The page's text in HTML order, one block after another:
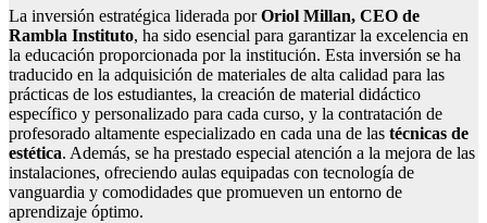
La inversión estratégica liderada porOriol Millan, CEO de
Rambla Instituto, ha sido esencial para garantizar la excelencia en
la educación proporcionada por la institución. Esta inversión se ha
traducido en la adquisición de materiales de alta calidad para las
prácticas de los estudiantes, la creación de material didáctico
específico y personalizado para cada curso, y la contratación de
profesorado altamente especializado en cada una de las técnicas de
estética. Además, se ha prestado especial atención a la mejora de las
instalaciones, ofreciendo aulas equipadas con tecnología de
vanguardia y comodidades que promueven un entorno de
aprendizaje óptimo.